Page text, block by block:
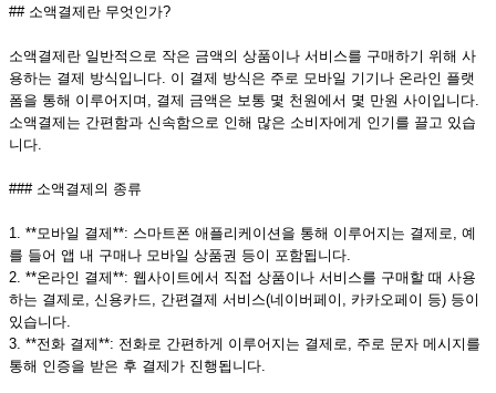
## 소액결제란 무엇인가?
소액결제란 일반적으로 작은 금액의 상품이나 서비스를 구매하기 위해 사
용하는 결제 방식입니다. 이 결제 방식은 주로 모바일 기기나 온라인 플랫
폼을 통해 이루어지며, 결제 금액은 보통 몇 천원에서 몇 만원 사이입니다.
소액결제는 간편함과 신속함으로 인해 많은 소비자에게 인기를 끌고 있습
니다.
### 소액결제의 종류
1. **모바일 결제**: 스마트폰 애플리케이션을 통해 이루어지는 결제로, 예
를 들어 앱 내 구매나 모바일 상품권 등이 포함됩니다.
2. **온라인 결제**: 웹사이트에서 직접 상품이나 서비스를 구매할 때 사용
하는 결제로, 신용카드, 간편결제 서비스(네이버페이, 카카오페이 등) 등이
있습니다.
3. **전화 결제**: 전화로 간편하게 이루어지는 결제로, 주로 문자 메시지를
통해 인증을 받은 후 결제가 진행됩니다.